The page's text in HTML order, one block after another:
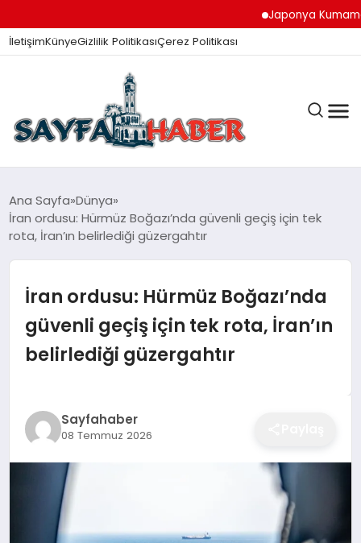
Japonya Kumamoto
İletişimKünyeGizlilik PolitikasıÇerez Politikası
ANA SAYFA
GÜNDEM
İZMIR HABERLERI
EKONOMI
SAĞLIK
Ana Sayfa Dünya
İran ordusu: Hürmüz Boğazı’nda güvenli geçiş için tek
rota, İran’ın belirlediği güzergahtır
İran ordusu: Hürmüz Boğazı’nda
güvenli geçiş için tek rota, İran’ın
belirlediği güzergahtır
Sayfahaber
08 Temmuz 2026